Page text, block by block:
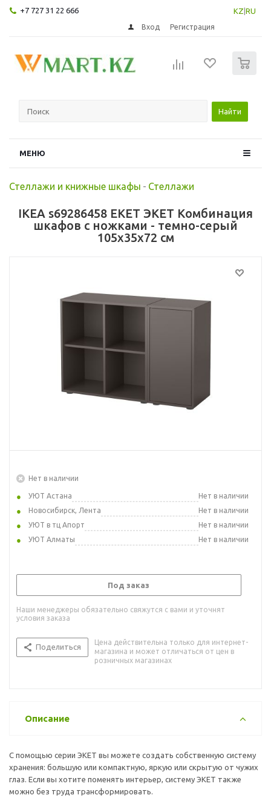
+7 727 31 22 666 KZ RU
Вход Регистрация
Найти
МЕНЮ
Стеллажи и книжные шкафы - Стеллажи
IKEA s69286458 EKET ЭКЕТ Комбинация
шкафов с ножками - темно-серый
105x35x72 см
Нет в наличии
УЮТ Астана
Нет в наличии
Новосибирск, Лента
Нет в наличии
УЮТ в тц Апорт
Нет в наличии
УЮТ Алматы
Нет в наличии
Под заказ
Наши менеджеры обязательно свяжутся с вами и уточнят
условия заказа
Поделиться
Цена действительна только для интернет-
магазина и может отличаться от цен в
розничных магазинах
Описание
С помощью серии ЭКЕТ вы можете создать собственную систему
хранения: большую или компактную, яркую или скрытую от чужих
глаз. Если вы хотите поменять интерьер, систему ЭКЕТ также
можно без труда трансформировать.